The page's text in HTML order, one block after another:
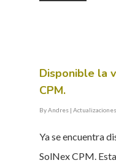
Disponible la
CPM.
ByAndres | Actualizaciones
Ya se encuentra
SolNex CPM.